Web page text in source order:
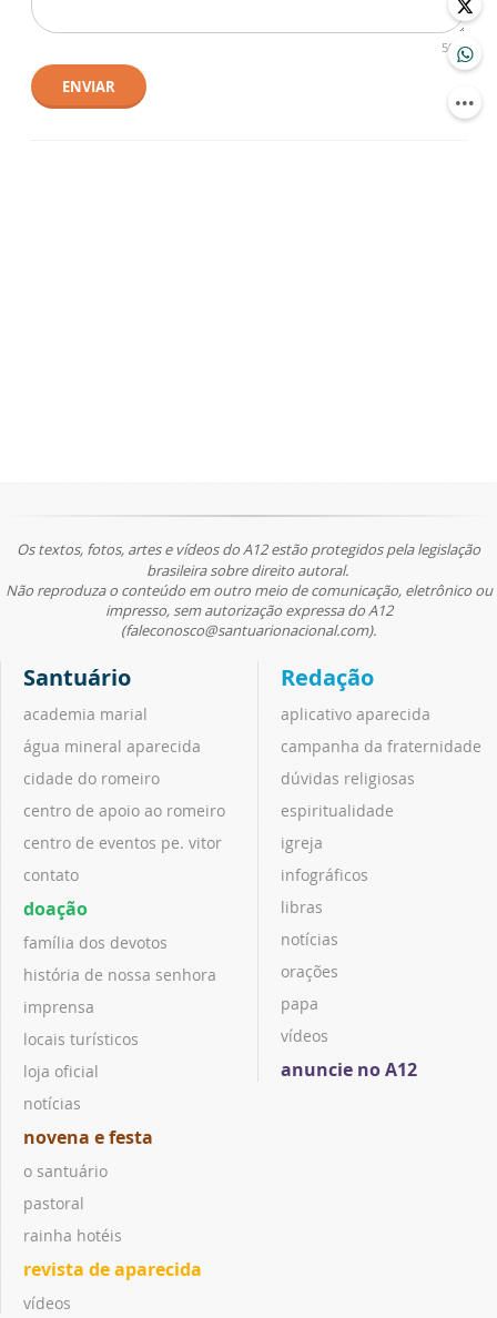
500
ENVIAR
Os textos, fotos, artes e vídeos do A12 estão protegidos pela legislação
brasileira sobre direito autoral.
Não reproduza o conteúdo em outro meio de comunicação, eletrônico ou
impresso, sem autorização expressa do A12
(faleconosco@santuarionacional.com).
Santuário
academia marial
água mineral aparecida
cidade do romeiro
centro de apoio ao romeiro
centro de eventos pe. vitor
contato
doação
família dos devotos
história de nossa senhora
imprensa
locais turísticos
loja oficial
notícias
novena e festa
o santuário
pastoral
rainha hotéis
revista de aparecida
vídeos
Redação
aplicativo aparecida
campanha da fraternidade
dúvidas religiosas
espiritualidade
igreja
infográficos
libras
notícias
orações
papa
vídeos
anuncie no A12